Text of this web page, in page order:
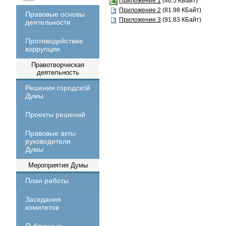
Правовые основы
деятельности
Противодействие
коррупции
Правотворческая
деятельность
Решения городской
Думы
Проекты решений
Правовые акты
руководителя
Думы
Мероприятия Думы
План работы
Заседания
комитетов
Приложение 2 (81.98 КБайт)
Приложение 3 (91.83 КБайт)